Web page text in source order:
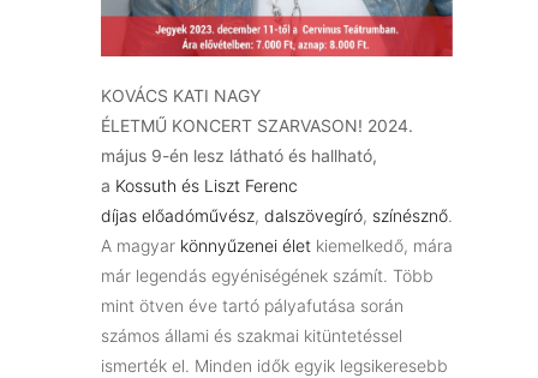
KOVÁCS KATI NAGY
ÉLETMŰ KONCERT SZARVASON! 2024.
május 9-én lesz látható és hallható,
a Kossuth és Liszt Ferenc
díjas előadóművész, dalszövegíró, színésznő.
A magyar könnyűzenei élet kiemelkedő, mára
már legendás egyéniségének számít. Több
mint ötven éve tartó pályafutása során
számos állami és szakmai kitüntetéssel
ismerték el. Minden idők egyik legsikeresebb